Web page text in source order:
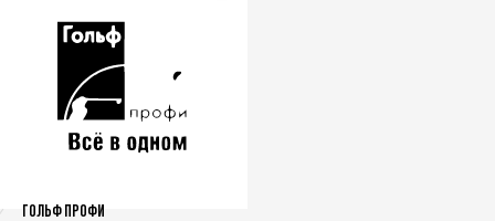
ГОЛЬФ ПРОФИ